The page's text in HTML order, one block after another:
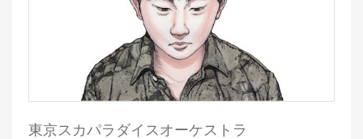
東京スカパラダイスオーケストラ